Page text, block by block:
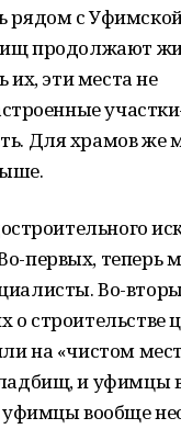
рядом с
продолжают
их, эти места не
Для храмов же
первых, теперь
Во-
строительстве
на «чистом
и уфимцы
вообще